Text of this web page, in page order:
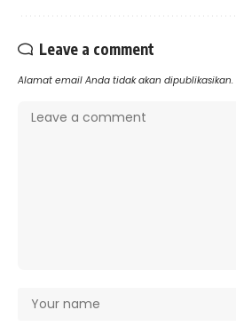
Leave a comment
Alamat email Anda tidak akan dipublikasikan.